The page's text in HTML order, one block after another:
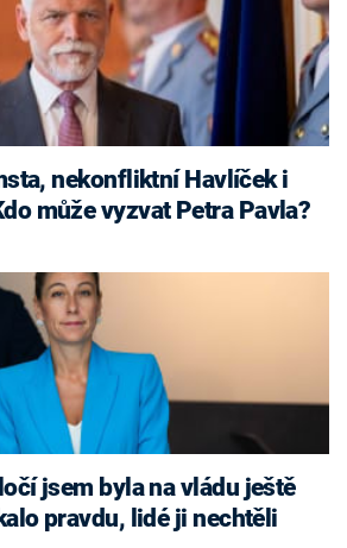
může vyzvat Petra Pavla?
jsem byla na vládu ještě
pravdu, lidé ji nechtěli